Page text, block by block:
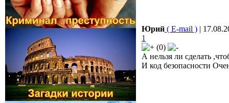
Юрий ( E-mail ) |
1
(0)
А нельзя ли сделать
И код безопасности